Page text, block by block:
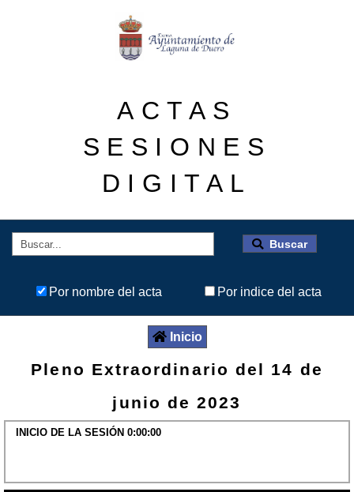
ACTAS
SESIONES
DIGITAL
Buscar
Por nombre del acta Por indice del acta
Inicio
Pleno Extraordinario del 14 de
junio de 2023
INICIO DE LA SESIÓN 0:00:00